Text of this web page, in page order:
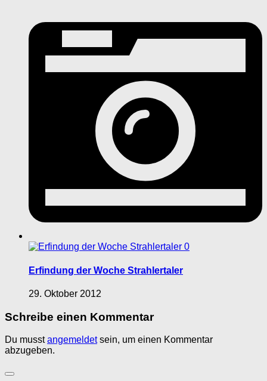
0
Erfindung der Woche Strahlertaler
29. Oktober 2012
Schreibe einen Kommentar
Du musstangemeldetsein, um einen Kommentar
abzugeben.